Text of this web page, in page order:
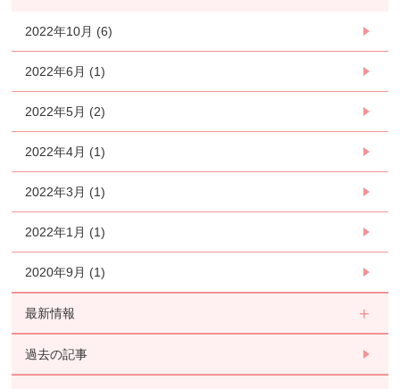
2022年10月 (6)
2022年6月 (1)
2022年5月 (2)
2022年4月 (1)
2022年3月 (1)
2022年1月 (1)
2020年9月 (1)
最新情報
過去の記事